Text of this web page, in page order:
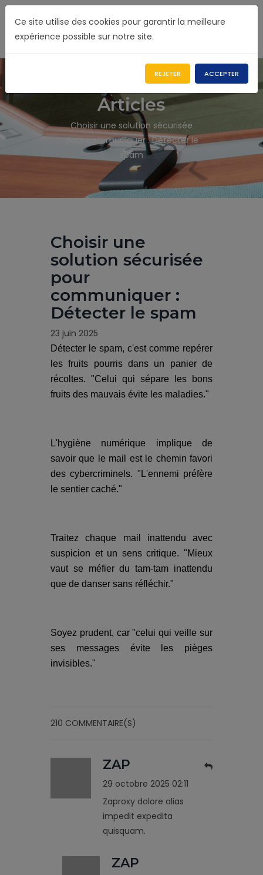
Articles
Choisir une solution sécurisée
pour communiquer : Détecter le
spam
Choisir une
solution sécurisée
pour
communiquer :
Détecter le spam
23 juin 2025
Détecter le spam, c'est comme repérer
les fruits pourris dans un panier de
récoltes. "Celui qui sépare les bons
fruits des mauvais évite les maladies."
L'hygiène numérique implique de
savoir que le mail est le chemin favori
des cybercriminels. "L'ennemi préfère
le sentier caché."
Traitez chaque mail inattendu avec
suspicion et un sens critique. "Mieux
vaut se méfier du tam-tam inattendu
que de danser sans réfléchir."
Soyez prudent, car "celui qui veille sur
ses messages évite les pièges
invisibles."
210 COMMENTAIRE(S)
ZAP
29 octobre 2025 02:11
Zaproxy dolore alias
impedit expedita
quisquam.
ZAP
Ce site utilise des cookies pour garantir la meilleure
expérience possible sur notre site.
REJETER ACCEPTER